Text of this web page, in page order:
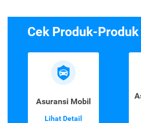
Cek Produk-
Asuransi Mobil
Lihat Detail